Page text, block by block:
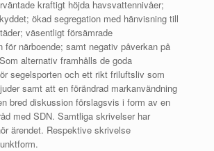
kraftigt höjda havsvattennivåer;
ökad segregation med hänvisning till
väsentligt försämrade
för närboende; samt negativ påverkan på
alternativ framhålls de goda
segelsporten och ett rikt friluftsliv som
samt att en förändrad markanvändning
bred diskussion förslagsvis i form av en
med SDN. Samtliga skrivelser har
ärendet. Respektive skrivelse